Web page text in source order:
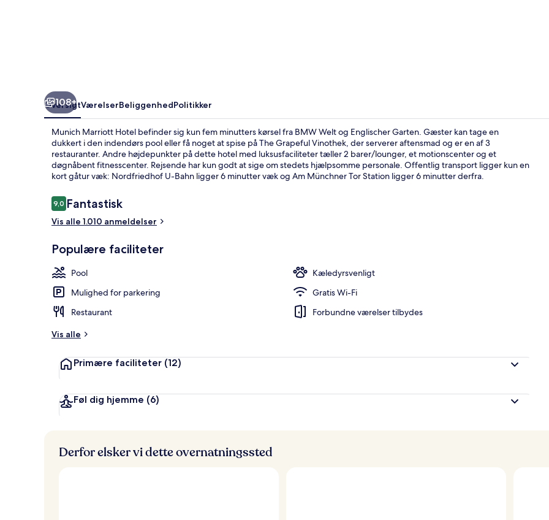
Indendørs
108+
OversigtVærelserBeliggenhedPolitikker
Munich Marriott Hotel befinder sig kun fem minutters kørsel fra BMW Welt og Englischer Garten. Gæster kan tage en
dukkert i den indendørs pool eller få noget at spise på The Grapeful Vinothek, der serverer aftensmad og er en af 3
restauranter. Andre højdepunkter på dette hotel med luksusfaciliteter tæller 2 barer/lounger, et motionscenter og et
døgnåbent fitnesscenter. Rejsende har kun godt at sige om stedets hjælpsomme personale. Offentlig transport ligger kun en
kort gåtur væk: Nordfriedhof U-Bahn ligger 6 minutter væk og Am Münchner Tor Station ligger 6 minutter derfra.
Anmeldelser
9,09,0 ud af 10.
Fantastisk
Vis alle 1.010 anmeldelser
Populære faciliteter
Pool
Kæledyrsvenligt
Mulighed for parkering
Gratis Wi-Fi
Restaurant
Forbundne værelser tilbydes
Vis alle
Primære faciliteter (12)
Føl dig hjemme (6)
Derfor elsker vi dette overnatningssted